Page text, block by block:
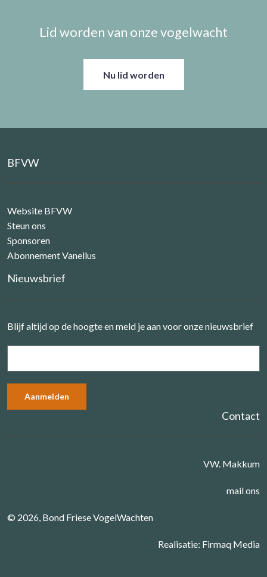
Lid worden van onze vogelwacht
Nu lid worden
BFVW
Website BFVW
Steun ons
Sponsoren
Abonnement Vanellus
Nieuwsbrief
Blijf altijd op de hoogte en meld je aan voor onze nieuwsbrief
Contact
VW. Makkum
mail ons
© 2026, Bond Friese VogelWachten
Realisatie: Firmaq Media